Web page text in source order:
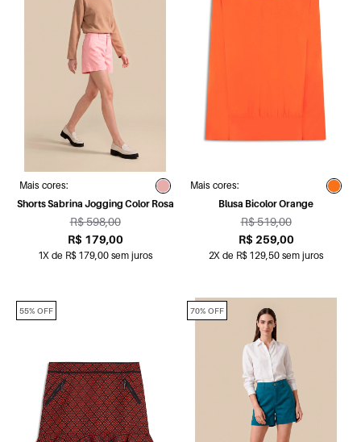
Mais cores:
Shorts Sabrina Jogging Color Rosa
R$ 598,00
R$ 179,00
1X de R$ 179,00 sem juros
Mais cores:
Blusa Bicolor Orange
R$ 519,00
R$ 259,00
2X de R$ 129,50 sem juros
55% OFF 70% OFF